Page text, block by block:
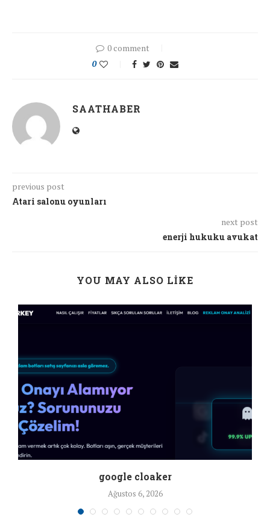
0 comment
0
SAATHABER
previous post
Atari salonu oyunları
next post
enerji hukuku avukat
YOU MAY ALSO LIKE
google cloaker
Ağustos 6, 2026